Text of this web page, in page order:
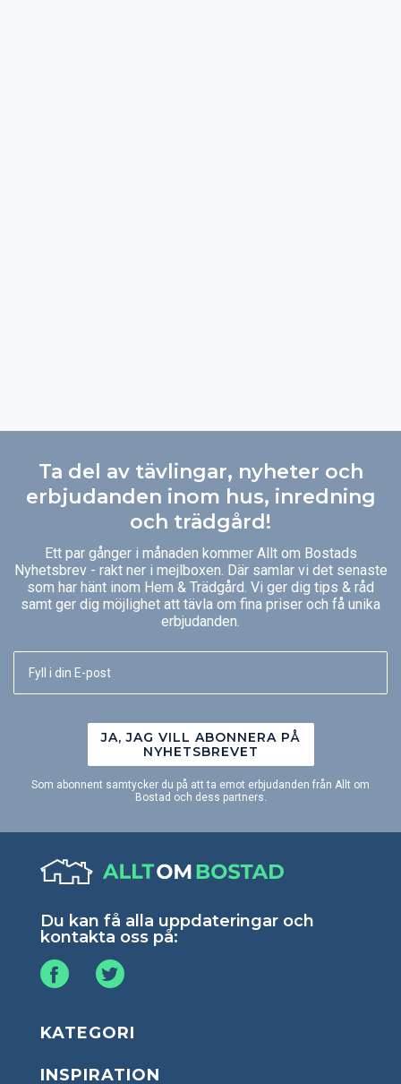
Ta del av tävlingar, nyheter och
erbjudanden inom hus, inredning
och trädgård!
Ett par gånger i månaden kommer Allt om Bostads
Nyhetsbrev - rakt ner i mejlboxen. Där samlar vi det senaste
som har hänt inom Hem & Trädgård. Vi ger dig tips & råd
samt ger dig möjlighet att tävla om fina priser och få unika
erbjudanden.
JA, JAG VILL ABONNERA PÅ
NYHETSBREVET
Som abonnent samtycker du på att ta emot erbjudanden från Allt om
Bostad och dess partners.
Du kan få alla uppdateringar och
kontakta oss på:
KATEGORI
INSPIRATION